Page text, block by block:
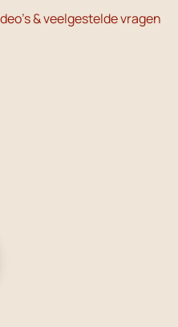
& veelgestelde vragen